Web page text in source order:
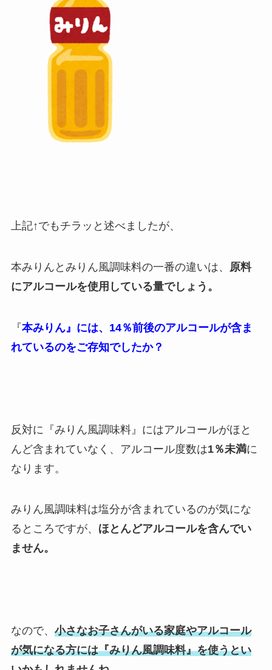
上記↑でもチラッと述べましたが、
本みりんとみりん風調味料の一番の違いは、 原料
にアルコールを使用している量でしょう。
『本みりん』には、14％前後のアルコールが含ま
れているのをご存知でしたか？
反対に『みりん風調味料』にはアルコールがほと
んど含まれていなく、アルコール度数は1％未満に
なります。
みりん風調味料は塩分が含まれているのが気にな
るところですが、 ほとんどアルコールを含んでい
ません。
なので、 小さなお子さんがいる家庭やアルコール
が気になる方には『みりん風調味料』を使うとい